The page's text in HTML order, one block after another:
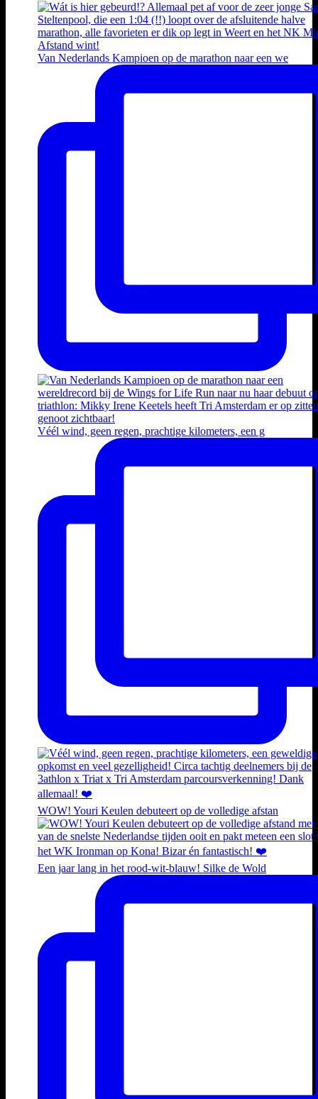
Van Nederlands Kampioen op de marathon naar een we
Véél wind, geen regen, prachtige kilometers, een g
WOW! Youri Keulen debuteert op de volledige afstan
Een jaar lang in het rood-wit-blauw! Silke de Wold